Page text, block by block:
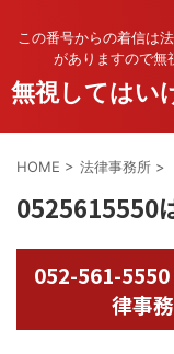
この番号からの着信は
がありますので無
無視してはい
HOME > 法律事務所 >
0525615550
052-561-
律事